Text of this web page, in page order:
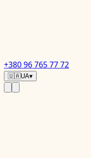
+380 96 765 77 72
🇺🇦UA▾